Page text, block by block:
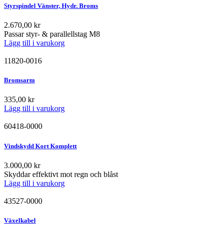
Styrspindel Vänster, Hydr. Broms
2.670,00 kr
Passar styr- & parallellstag M8
Lägg till i varukorg
11820-0016
Bromsarm
335,00 kr
Lägg till i varukorg
60418-0000
Vindskydd Kort Komplett
3.000,00 kr
Skyddar effektivt mot regn och blåst
Lägg till i varukorg
43527-0000
Växelkabel